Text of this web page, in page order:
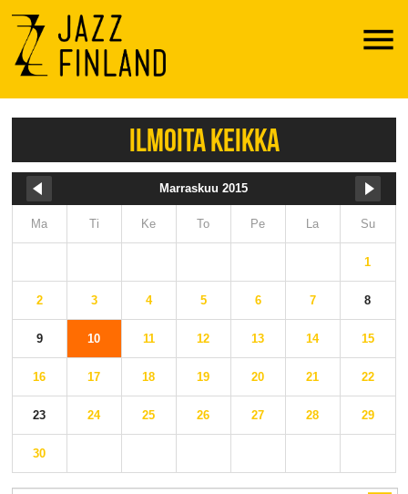
Menu
ILMOITA KEIKKA
Marraskuu 2015
Ma Ti Ke To Pe La Su
1
2 3 4 5 6 7 8
9 10 11 12 13 14 15
16 17 18 19 20 21 22
23 24 25 26 27 28 29
30